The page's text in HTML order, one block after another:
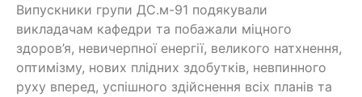
Випускники групи ДС.м-91 подякували
викладачам кафедри та побажали міцного
здоров’я, невичерпної енергії, великого натхнення,
оптимізму, нових плідних здобутків, невпинного
руху вперед, успішного здійснення всіх планів та